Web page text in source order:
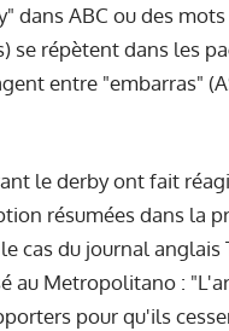
dans ABC ou des
se répètent dans les
entre "embarras"
le derby ont fait
résumées dans la
cas du journal
au Metropolitano :
pour qu'ils